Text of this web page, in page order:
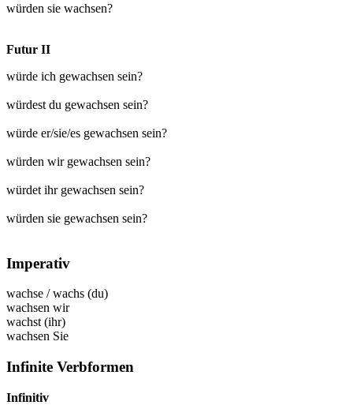
würden sie wachsen?
Futur II
würde ich gewachsen sein?
würdest du gewachsen sein?
würde er/sie/es gewachsen sein?
würden wir gewachsen sein?
würdet ihr gewachsen sein?
würden sie gewachsen sein?
Imperativ
wachse /wachs (du)
wachsen wir
wachst (ihr)
wachsen Sie
Infinite Verbformen
Infinitiv